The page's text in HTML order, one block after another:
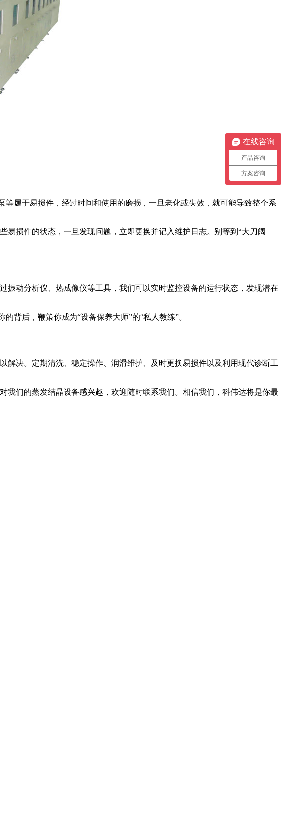
属于易损件，经过时间和使用的磨损，一旦老化或失效，就可能导致整个系
损件的状态，一旦发现问题，立即更换并记入维护日志。别等到“大刀阔
动分析仪、热成像仪等工具，我们可以实时监控设备的运行状态，发现潜在
背后，鞭策你成为“设备保养大师”的“私人教练”。
决。定期清洗、稳定操作、润滑维护、及时更换易损件以及利用现代诊断工
我们的蒸发结晶设备感兴趣，欢迎随时联系我们。相信我们，科伟达将是你最
在线咨询
产品咨询
方案咨询